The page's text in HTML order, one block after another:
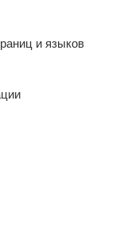
и языков